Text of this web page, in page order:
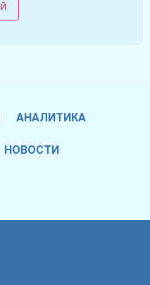
АНАЛИТИКА
НОВОСТИ